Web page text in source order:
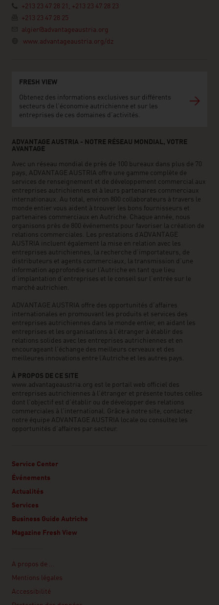
+213 23 47 28 21, +213 23 47 28 23
+213 23 47 28 25
algier@advantageaustria.org
www.advantageaustria.org/dz
FRESH VIEW
Obtenez des informations exclusives sur différents
secteurs de l'économie autrichienne et sur les
entreprises de ces domaines d'activités.
ADVANTAGE AUSTRIA - NOTRE RÉSEAU MONDIAL, VOTRE
AVANTAGE
Avec un réseau mondial de près de 100 bureaux dans plus de 70
pays, ADVANTAGE AUSTRIA offre une gamme complète de
services de renseignement et de développement commercial aux
entreprises autrichiennes et à leurs partenaires commerciaux
internationaux. Au total, environ 800 collaborateurs à travers le
monde entier vous aident à trouver les bons fournisseurs et
partenaires commerciaux en Autriche. Chaque année, nous
organisons près de 800 événements pour favoriser la création de
relations commerciales. Les prestations d’ADVANTAGE
AUSTRIA incluent également la mise en relation avec les
entreprises autrichiennes, la recherche d’importateurs, de
distributeurs et agents commerciaux, la transmission d’une
information approfondie sur l’Autriche en tant que lieu
d’implantation d’entreprises et le conseil sur l’entrée sur le
marché autrichien.
ADVANTAGE AUSTRIA offre des opportunités d'affaires
internationales en promouvant les produits et services des
entreprises autrichiennes dans le monde entier, en aidant les
entreprises et les organisations à l’étranger à établir des
relations solides avec les entreprises autrichiennes et en
encourageant l'échange des meilleurs cerveaux et des
meilleures innovations entre l’Autriche et les autres pays.
À PROPOS DE CE SITE
www.advantageaustria.org est le portail web officiel des
entreprises autrichiennes à l’étranger et présente toutes celles
dont l'objectif est d'établir ou de développer des relations
commerciales à l'international. Grâce à notre site, contactez
notre équipe ADVANTAGE AUSTRIA locale ou consultez les
opportunités d’affaires par secteur.
Service Center
Événements
Actualités
Services
Business Guide Autriche
Magazine Fresh View
A propos de …
Mentions légales
Accessibilité